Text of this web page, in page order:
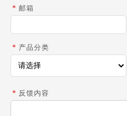
* 邮箱
* 产品分类
* 反馈内容